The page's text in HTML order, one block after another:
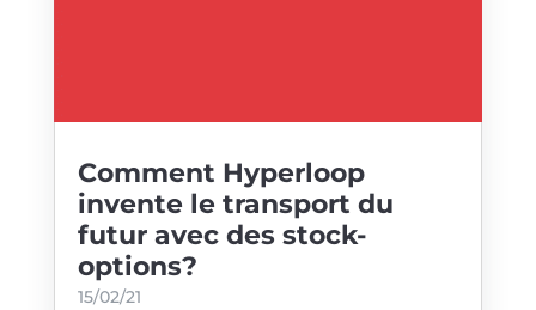
Comment Hyperloop
invente le transport du
futur avec des stock-
options?
15/02/21